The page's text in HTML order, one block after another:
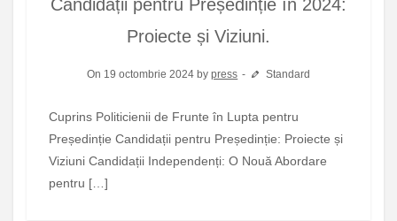
Candidații pentru Președinție în 2024:
Proiecte și Viziuni.
On 19 octombrie 2024 bypress Standard
Cuprins Politicienii de Frunte în Lupta pentru
Președinție Candidații pentru Președinție: Proiecte și
Viziuni Candidații Independenți: O Nouă Abordare
pentru […]